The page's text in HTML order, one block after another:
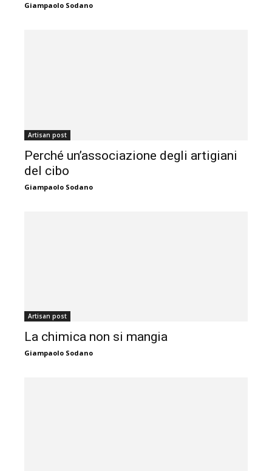
Giampaolo Sodano
Artisan post
Perché un’associazione degli artigiani
del cibo
Giampaolo Sodano
Artisan post
La chimica non si mangia
Giampaolo Sodano